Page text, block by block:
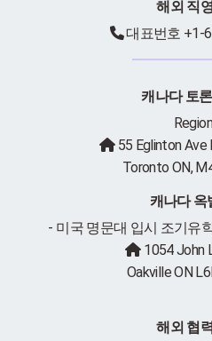
해외 직
대표번호 +1-
캐나다 토
55 Eglinton Ave
Toronto ON,
캐나다 옥
- 미국 명문대 입시 조기유
1054 John
Oakville ON
해외 협